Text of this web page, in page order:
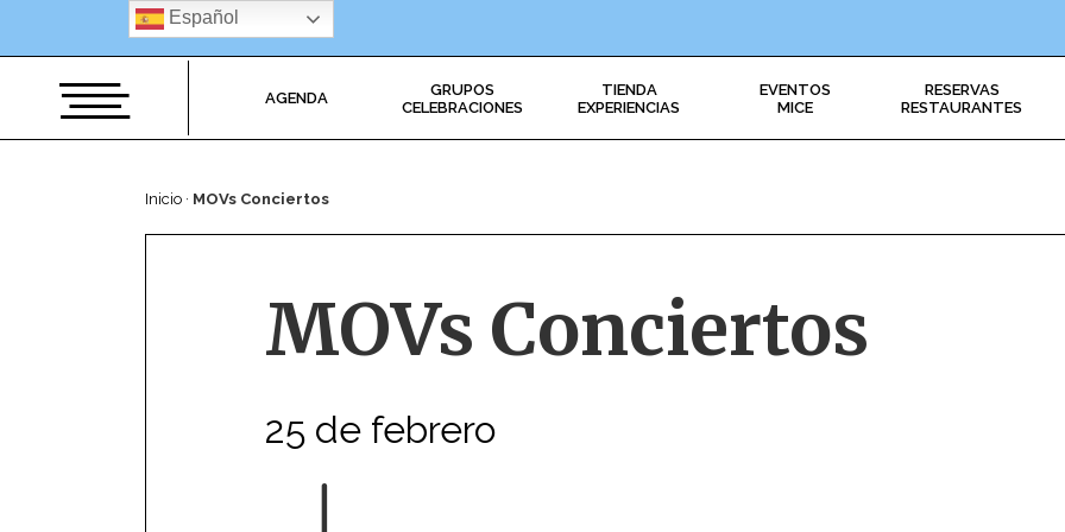
AGENDA
GRUPOS
CELEBRACIONES
TIENDA
EXPERIENCIAS
EVENTOS
MICE
RESERVAS
RESTAURANTES
Inicio · MOVs Conciertos
MOVs Conciertos
25 de febrero
Español